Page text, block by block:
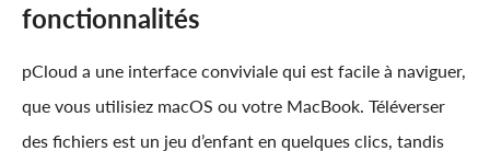
fonctionnalités
pCloud a une interface conviviale qui est facile à naviguer,
que vous utilisiez macOS ou votre MacBook. Téléverser
des fichiers est un jeu d’enfant en quelques clics, tandis